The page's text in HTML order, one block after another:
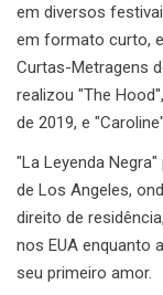
em diversos
em formato curto,
Curtas-Metragens
realizou "The
de 2019, e
"La Leyenda
de Los Angeles,
direito de
nos EUA enquanto
seu primeiro amor.